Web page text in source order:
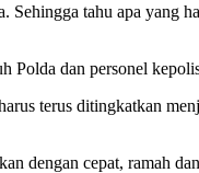
tahu apa yang
dan personel
terus ditingkatkan
dengan cepat, ramah